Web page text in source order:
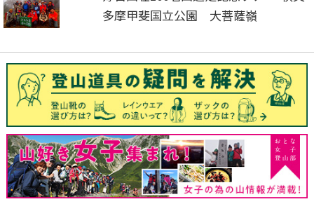
多摩甲斐国立公園 大菩薩嶺